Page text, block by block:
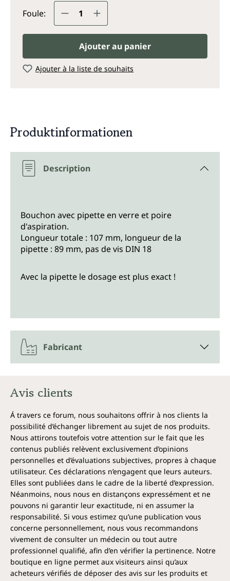
Foule: Quantité de produit : Entrez la
Ajouter au panier
Ajouter à la liste de souhaits
Produktinformationen
Description
Bouchon avec pipette en verre et poire
d'aspiration.
Longueur totale : 107 mm, longueur de la
pipette : 89 mm, pas de vis DIN 18
Avec la pipette le dosage est plus exact !
Fabricant
Avis clients
Á travers ce forum, nous souhaitons offrir à nos clients la
possibilité d’échanger librement au sujet de nos produits.
Nous attirons toutefois votre attention sur le fait que les
contenus publiés relèvent exclusivement d’opinions
personnelles et d’évaluations subjectives, propres à chaque
utilisateur. Ces déclarations n’engagent que leurs auteurs.
Elles sont publiées dans le cadre de la liberté d’expression.
Néanmoins, nous nous en distançons expressément et ne
pouvons ni garantir leur exactitude, ni en assumer la
responsabilité. Si vous estimez qu’une publication vous
concerne personnellement, nous vous recommandons
vivement de consulter un médecin ou tout autre
professionnel qualifié, afin d’en vérifier la pertinence. Notre
boutique en ligne permet aux visiteurs ainsi qu’aux
acheteurs vérifiés de déposer des avis sur les produits et